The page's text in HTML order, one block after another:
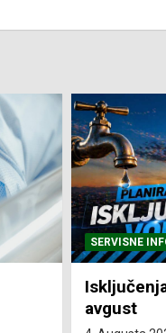
SERVISNE
4. avgust